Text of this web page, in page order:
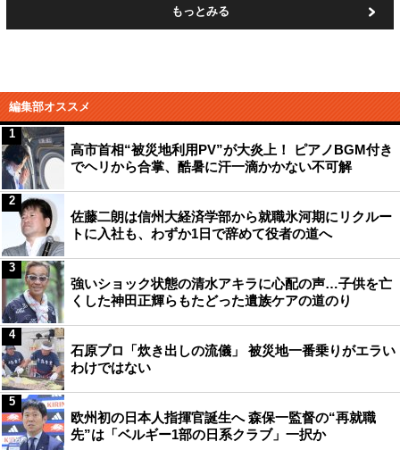
もっとみる
編集部オススメ
高市首相“被災地利用PV”が大炎上！ ピアノBGM付き
でヘリから合掌、酷暑に汗一滴かかない不可解
1
佐藤二朗は信州大経済学部から就職氷河期にリクルー
トに入社も、わずか1日で辞めて役者の道へ
2
強いショック状態の清水アキラに心配の声…子供を亡
くした神田正輝らもたどった遺族ケアの道のり
3
石原プロ「炊き出しの流儀」 被災地一番乗りがエラい
わけではない
4
欧州初の日本人指揮官誕生へ 森保一監督の“再就職
先”は「ベルギー1部の日系クラブ」一択か
5